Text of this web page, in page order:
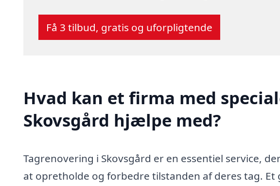
Få 3 tilbud, gratis og uforpligtende
Hvad kan et firma med
Skovsgård hjælpe med?
Tagrenovering i Skovsgård er en essentiel service,
at opretholde og forbedre tilstanden af deres tag.